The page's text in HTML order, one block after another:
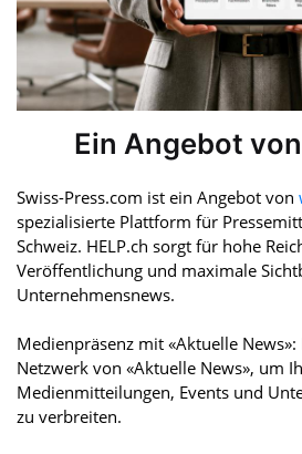
Ein Angebot
Swiss-Press.com ist ein Angebot von
spezialisierte Plattform für
Schweiz. HELP.ch sorgt für hohe
Veröffentlichung und maximale
Unternehmensnews.
Medienpräsenz mit «Aktuelle News»:
Netzwerk von «Aktuelle News», um
Medienmitteilungen, Events und
zu verbreiten.